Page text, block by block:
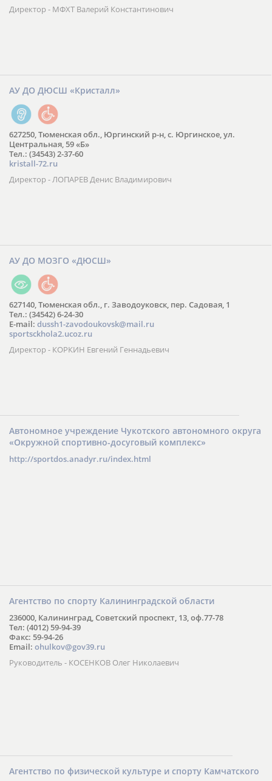
Директор - МФХТ Валерий Константинович
АУ ДО ДЮСШ «Кристалл»
627250, Тюменская обл., Юргинский р-н, с. Юргинское, ул.
Центральная, 59 «Б»
Тел.: (34543) 2-37-60
kristall-72.ru
Директор - ЛОПАРЕВ Денис Владимирович
АУ ДО МОЗГО «ДЮСШ»
627140, Тюменская обл., г. Заводоуковск, пер. Садовая, 1
Тел.: (34542) 6-24-30
​E-mail: dussh1-zavodoukovsk@mail.ru
sportsckhola2.ucoz.ru
Директор - КОРКИН Евгений Геннадьевич
Автономное учреждение Чукотского автономного округа
«Окружной спортивно-досуговый комплекс»
http://sportdos.anadyr.ru/index.html
Агентство по спорту Калининградской области
236000, Калининград, Советский проспект, 13, оф.77-78
Тел: (4012) 59-94-39
Факс: 59-94-26
Email: ohulkov@gov39.ru
Руководитель - КОСЕНКОВ Олег Николаевич
Агентство по физической культуре и спорту Камчатского